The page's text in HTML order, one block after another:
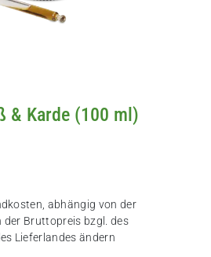
& Karde (100 ml)
, abhängig von der
der Bruttopreis bzgl. des
Lieferlandes ändern